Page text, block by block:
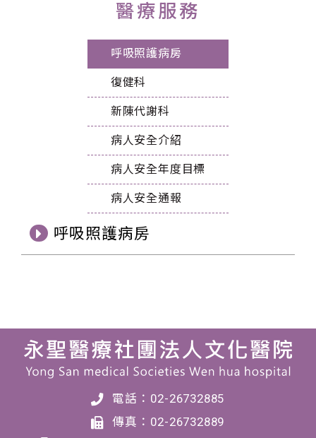
醫療服務
呼吸照護病房
復健科
新陳代謝科
病人安全介紹
病人安全年度目標
病人安全通報
呼吸照護病房
電話： 02-26732885
傳真： 02-26732889